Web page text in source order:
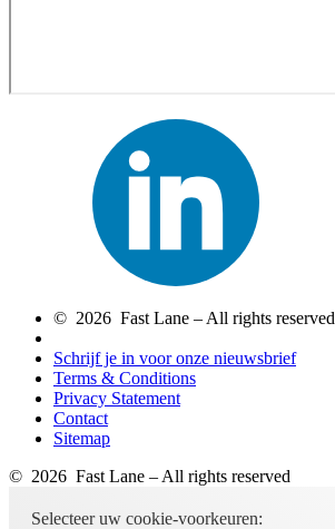
© 2026 Fast Lane – All rights reserved
Schrijf je in voor onze nieuwsbrief
Terms & Conditions
Privacy Statement
Contact
Sitemap
© 2026 Fast Lane – All rights reserved
Selecteer uw cookie-voorkeuren: